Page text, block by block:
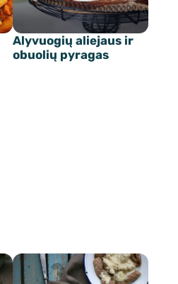
Alyvuogių aliejaus ir
obuolių pyragas